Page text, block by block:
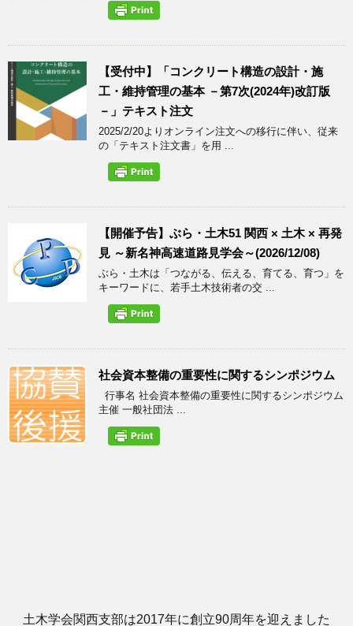
【受付中】「コンクリート構造の設計・施
工・維持管理の基本 －第7次(2024年)改訂版
－」テキスト注文
2025/2/20よりオンライン注文への移行に伴い、従来
の「テキスト注文書」を用 ...
【開催予告】ぶら・土木51 関西 × 土木 × 再発
見 ～新名神高速道路見学会～(2026/12/08)
ぶら・土木は「つながる、伝える、育てる、育つ」を
キーワードに、若手土木技術者の交 ...
社会資本整備の重要性に関するシンポジウム
行事名 社会資本整備の重要性に関するシンポジウム
主催 一般社団法 ...
土木学会関西支部は2017年に創立90周年を迎えました